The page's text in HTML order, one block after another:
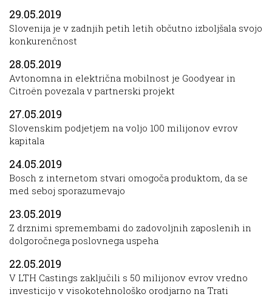
29.05.2019
Slovenija je v zadnjih petih letih občutno izboljšala svojo
konkurenčnost
28.05.2019
Avtonomna in električna mobilnost je Goodyear in
Citroën povezala v partnerski projekt
27.05.2019
Slovenskim podjetjem na voljo 100 milijonov evrov
kapitala
24.05.2019
Bosch z internetom stvari omogoča produktom, da se
med seboj sporazumevajo
23.05.2019
Z drznimi spremembami do zadovoljnih zaposlenih in
dolgoročnega poslovnega uspeha
22.05.2019
V LTH Castings zaključili s 50 milijonov evrov vredno
investicijo v visokotehnološko orodjarno na Trati